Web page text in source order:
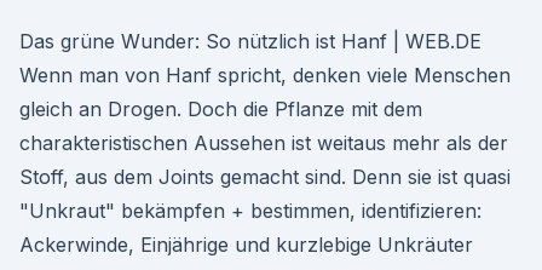
Das grüne Wunder: So nützlich ist Hanf | WEB.DE
Wenn man von Hanf spricht, denken viele Menschen
gleich an Drogen. Doch die Pflanze mit dem
charakteristischen Aussehen ist weitaus mehr als der
Stoff, aus dem Joints gemacht sind. Denn sie ist quasi
"Unkraut" bekämpfen + bestimmen, identifizieren:
Ackerwinde, Einjährige und kurzlebige Unkräuter